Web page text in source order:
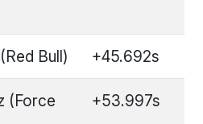
Bull) +45.692s
(Force
+53.997s